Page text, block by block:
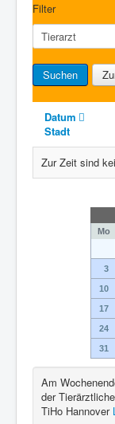
Filter
Suchen
Datum
Stadt
Zur Zeit sind
Mo
3
10
17
24
31
Am
der
TiHo Hannover